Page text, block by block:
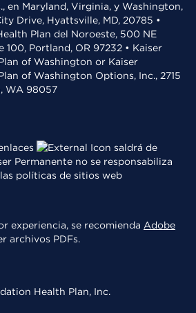
en Maryland, Virginia, y Washington,
Drive, Hyattsville, MD, 20785 •
Plan del Noroeste, 500 NE
100, Portland, OR 97232 • Kaiser
of Washington or Kaiser
of Washington Options, Inc., 2715
WA 98057
saldrá de
Permanente no se responsabiliza
políticas de sitios web
experiencia, se recomienda Adobe
archivos PDFs.
Health Plan, Inc.